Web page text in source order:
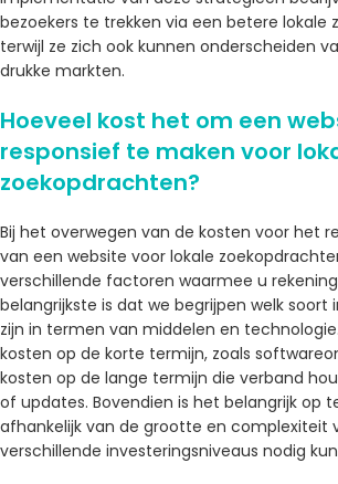
bezoekers te trekken via een betere lokale
terwijl ze zich ook kunnen onderscheiden
drukke markten.
Hoeveel kost het om een
responsief te maken voor
zoekopdrachten?
Bij het overwegen van de kosten voor het
van een website voor lokale
verschillende factoren waarmee u
belangrijkste is dat we begrijpen welk soort
zijn in termen van middelen en
kosten op de korte termijn, zoals
kosten op de lange termijn die verband
of updates. Bovendien is het belangrijk op
afhankelijk van de grootte en complexiteit
verschillende investeringsniveaus nodig